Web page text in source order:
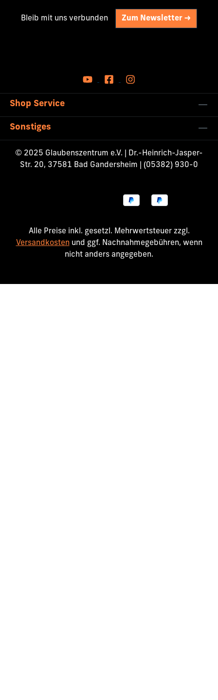
Bleib mit uns verbunden Zum Newsletter ->
Shop Service
Sonstiges
© 2025 Glaubenszentrum e.V. | Dr.-Heinrich-Jasper-
Str. 20, 37581 Bad Gandersheim | (05382) 930-0
Alle Preise inkl. gesetzl. Mehrwertsteuer zzgl.
Versandkosten und ggf. Nachnahmegebühren, wenn
nicht anders angegeben.